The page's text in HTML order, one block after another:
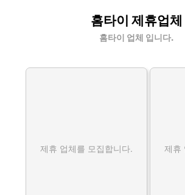
홈타이 제휴업체
홈타이 업체 입니다.
제휴 업체를 모집합니다. 제휴